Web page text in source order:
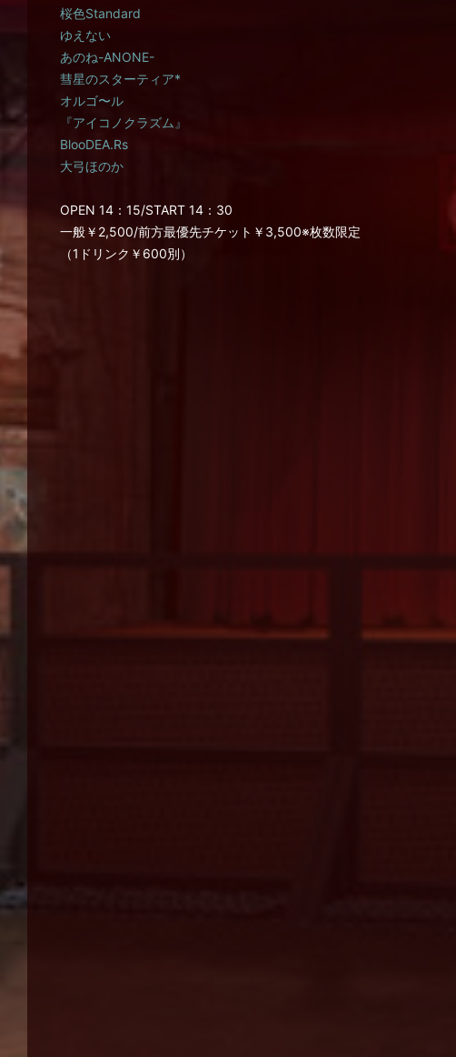
桜色Standard
ゆえない
あのね-ANONE-
彗星のスターティア*
オルゴ〜ル
『アイコノクラズム』
BlooDEA.Rs
大弓ほのか
OPEN 14：15/START 14：30
一般￥2,500/前方最優先チケット￥3,500※枚数限定
（1ドリンク￥600別）